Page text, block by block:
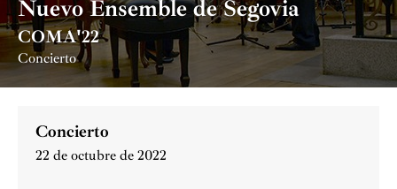
Nuevo Ensemble de Segovia
COMA'22
Concierto
Concierto
22 de octubre de 2022